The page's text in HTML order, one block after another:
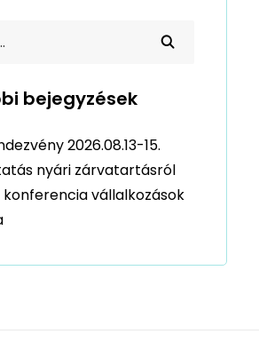
bejegyzések
2026.08.13-15.
nyári zárvatartásról
konferencia vállalkozások